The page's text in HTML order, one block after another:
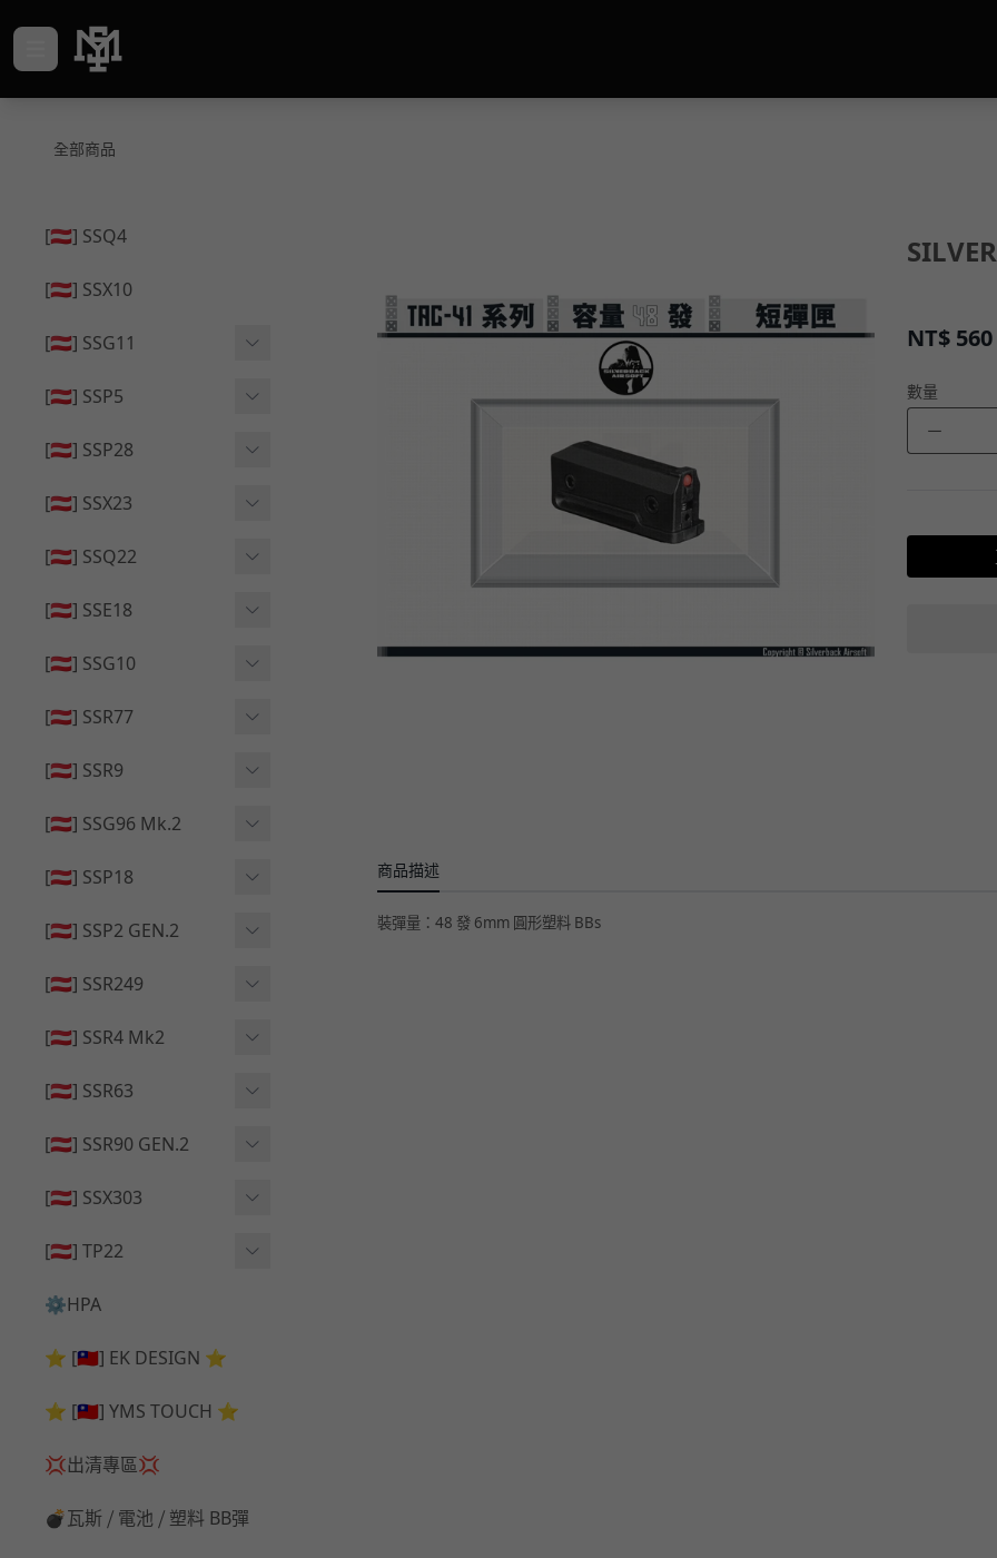
全部商品
[🇦🇹] SSQ4
[🇦🇹] SSX10
[🇦🇹] SSG11
🔄 原廠 ⧸ 零件
[🇦🇹] SSP5
🔄 原廠 ⧸ 零件
[🇦🇹] SSP28
🔄 原廠 ⧸ 零件
[🇦🇹] SSX23
🟦 主體 ⧸ 彈匣
[🇦🇹] SSQ22
🟦 主體 ⧸ 彈匣
[🇦🇹] SSE18
👁️‍🗨️ 外觀 ⧸ 色彩
[🇦🇹] SSG10
🟦 主體 ⧸ 彈匣
[🇦🇹] SSR77
🟦 主體 ⧸ 彈匣
[🇦🇹] SSR9
👁️‍🗨️ 外觀 ⧸ 色彩
[🇦🇹] SSG96 Mk.2
🆙 升級 ⧸ 部件
[🇦🇹] SSP18
👁️‍🗨️ 外觀 ⧸ 色彩
[🇦🇹] SSP2 GEN.2
🔄 原廠 ⧸ 零件
[🇦🇹] SSR249
🟦 主體 ⧸ 彈匣
[🇦🇹] SSR4 Mk2
🟦 主體 ⧸ 彈匣
[🇦🇹] SSR63
🆙 升級 ⧸ 部件
[🇦🇹] SSR90 GEN.2
🆙 升級 ⧸ 部件
[🇦🇹] SSX303
🔄 原廠 ⧸ 零件
🆙 升級 ⧸ 部件
[🇦🇹] TP22
🔄 原廠 ⧸ 零件
🆙 升級 ⧸ 部件
⚙️HPA
⭐ [🇹🇼] EK DESIGN ⭐
⭐ [🇹🇼] YMS TOUCH ⭐
💢出清專區💢
💣瓦斯 ⧸ 電池 ⧸ 塑料 BB彈
NT$ 560
數量
－
商品描述
裝彈量：48 發 6mm 圓形塑料 BBs